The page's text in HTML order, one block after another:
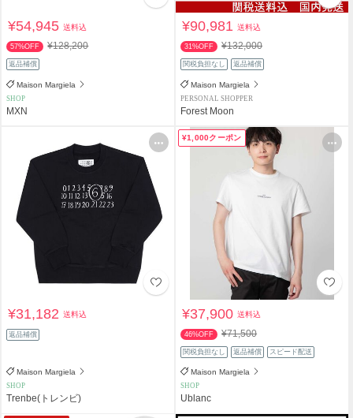
¥54,945送料込
57%OFF ¥128,200
返品補償
Maison Margiela
SHOP
MXN
¥90,981送料込
31%OFF ¥132,000
関税負担なし 返品補償
Maison Margiela
PERSONAL SHOPPER
Forest Moon
¥31,182送料込
返品補償
Maison Margiela
SHOP
Trenbe(トレンビ)
¥1,000クーポン
¥37,900送料込
46%OFF ¥71,500
関税負担なし 返品補償 スピード配送
Maison Margiela
SHOP
Ublanc